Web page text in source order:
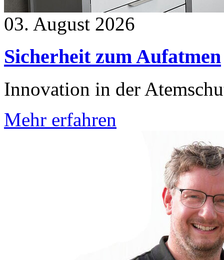
03. August 2026
Sicherheit zum Aufatmen
Innovation in der
Mehr erfahren